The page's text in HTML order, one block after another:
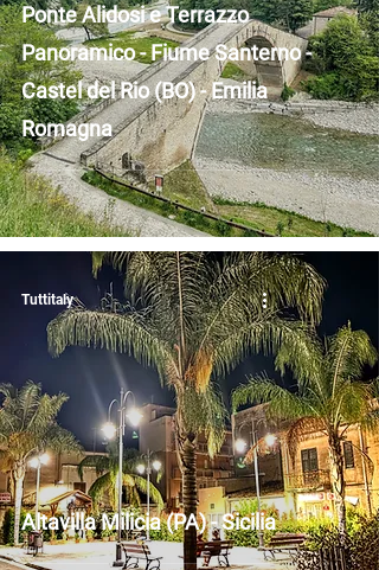
Ponte Alidosi e Terrazzo
Panoramico - Fiume Santerno -
Castel del Rio (BO) - Emilia
Romagna
Altavilla Milicia (PA) - Sicilia
Tuttitaly